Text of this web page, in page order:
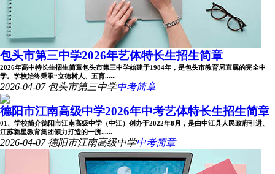
包头市第三中学2026年艺体特长生招生简章
2026年高中特长生招生简章包头市第三中学始建于1984年，是包头市教育局直属的完全中
学。学校始终秉承“立德树人、五育......
2026-04-07 包头市第三中学中考简章
德阳市江南高级中学2026年中考艺体特长生招生简章
01、学校简介德阳市江南高级中学（中江）创办于2022年8月，是由中江县人民政府引进、
江苏新星教育集团倾力打造的一所......
2026-04-07 德阳市江南高级中学中考简章